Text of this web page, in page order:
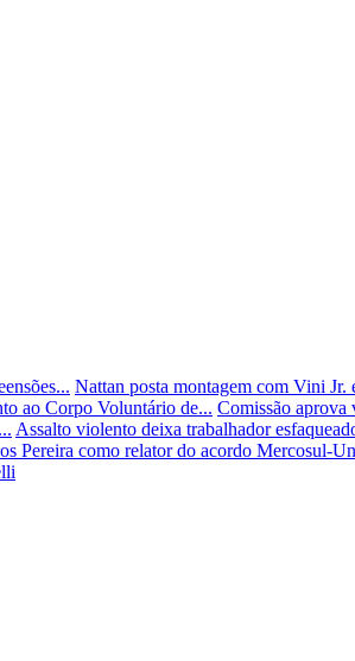
Nattan posta montagem com Vini Jr.
ao Corpo Voluntário de... Comissão aprova
Assalto violento deixa trabalhador
Pereira como relator do acordo Mercosul-